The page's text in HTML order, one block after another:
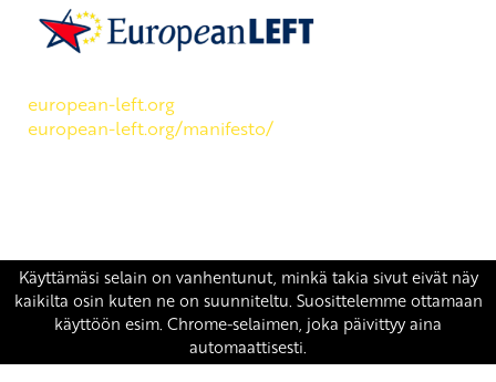
european-left.org
european-left.org/manifesto/
Copyright 2026 © SKP| Tietosuojaseloste